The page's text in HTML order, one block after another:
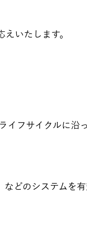
いたします。
イフサイクルに沿
どのシステムを